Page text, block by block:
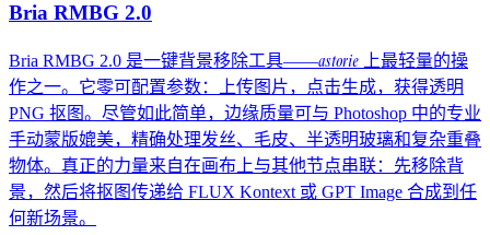
Bria RMBG 2.0
Bria RMBG 2.0 是一键背景移除工具——astorie 上最轻量的操
作之一。它零可配置参数：上传图片，点击生成，获得透明
PNG 抠图。尽管如此简单，边缘质量可与 Photoshop 中的专业
手动蒙版媲美，精确处理发丝、毛皮、半透明玻璃和复杂重叠
物体。真正的力量来自在画布上与其他节点串联：先移除背
景，然后将抠图传递给 FLUX Kontext 或 GPT Image 合成到任
何新场景。